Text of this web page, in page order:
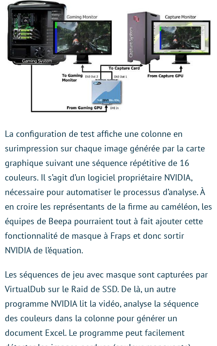
La configuration de test affiche une colonne en
surimpression sur chaque image générée par la carte
graphique suivant une séquence répétitive de 16
couleurs. Il s’agit d’un logiciel propriétaire NVIDIA,
nécessaire pour automatiser le processus d’analyse. À
en croire les représentants de la firme au caméléon, les
équipes de Beepa pourraient tout à fait ajouter cette
fonctionnalité de masque à Fraps et donc sortir
NVIDIA de l’équation.
Les séquences de jeu avec masque sont capturées par
VirtualDub sur le Raid de SSD. De là, un autre
programme NVIDIA lit la vidéo, analyse la séquence
des couleurs dans la colonne pour générer un
document Excel. Le programme peut facilement